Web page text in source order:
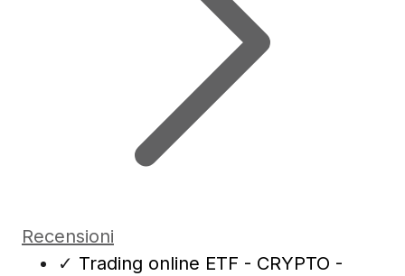
Recensioni
✓ Trading online ETF - CRYPTO -